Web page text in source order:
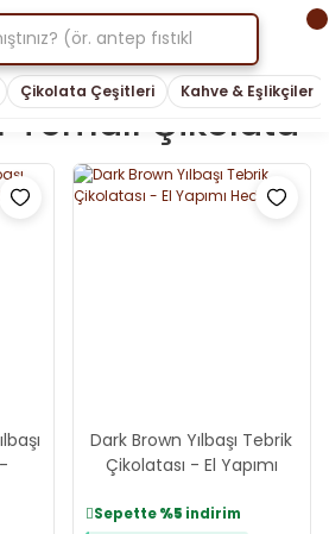
Çikolata Çeşitleri Kahve & Eşlikçiler
Temalı Çikolata
Dark Brown Yılbaşı Tebrik
Çikolatası - El Yapımı
Sepette%5 indirim